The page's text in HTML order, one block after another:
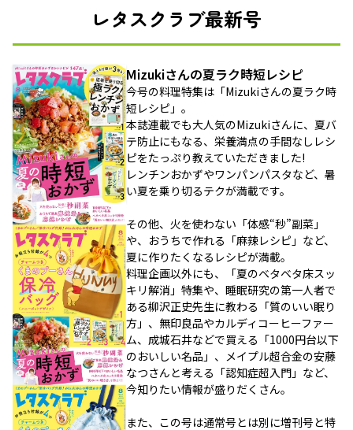
レタスクラブ最新号
Mizukiさんの夏ラク時短レシピ
今号の料理特集は「Mizukiさんの夏ラク時
短レシピ」。
本誌連載でも大人気のMizukiさんに、夏バ
テ防止にもなる、栄養満点の手間なしレシ
ピをたっぷり教えていただきました!
レンチンおかずやワンパンパスタなど、暑
い夏を乗り切るテクが満載です。
その他、火を使わない「体感“秒”副菜」
や、おうちで作れる「麻辣レシピ」など、
夏に作りたくなるレシピが満載。
料理企画以外にも、「夏のベタベタ床スッ
キリ解消」特集や、睡眠研究の第一人者で
ある柳沢正史先生に教わる「質のいい眠り
方」、無印良品やカルディコーヒーファー
ム、成城石井などで買える「1000円台以下
のおいしい名品」、メイプル超合金の安藤
なつさんと考える「認知症超入門」など、
今知りたい情報が盛りだくさん。
また、この号は通常号とは別に増刊号と特